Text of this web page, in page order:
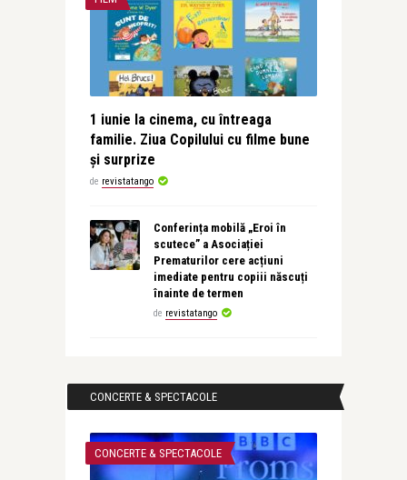
1 iunie la cinema, cu întreaga
familie. Ziua Copilului cu filme bune
și surprize
de revistatango
Conferința mobilă „Eroi în
scutece” a Asociației
Prematurilor cere acțiuni
imediate pentru copiii născuți
înainte de termen
de revistatango
CONCERTE & SPECTACOLE
CONCERTE & SPECTACOLE